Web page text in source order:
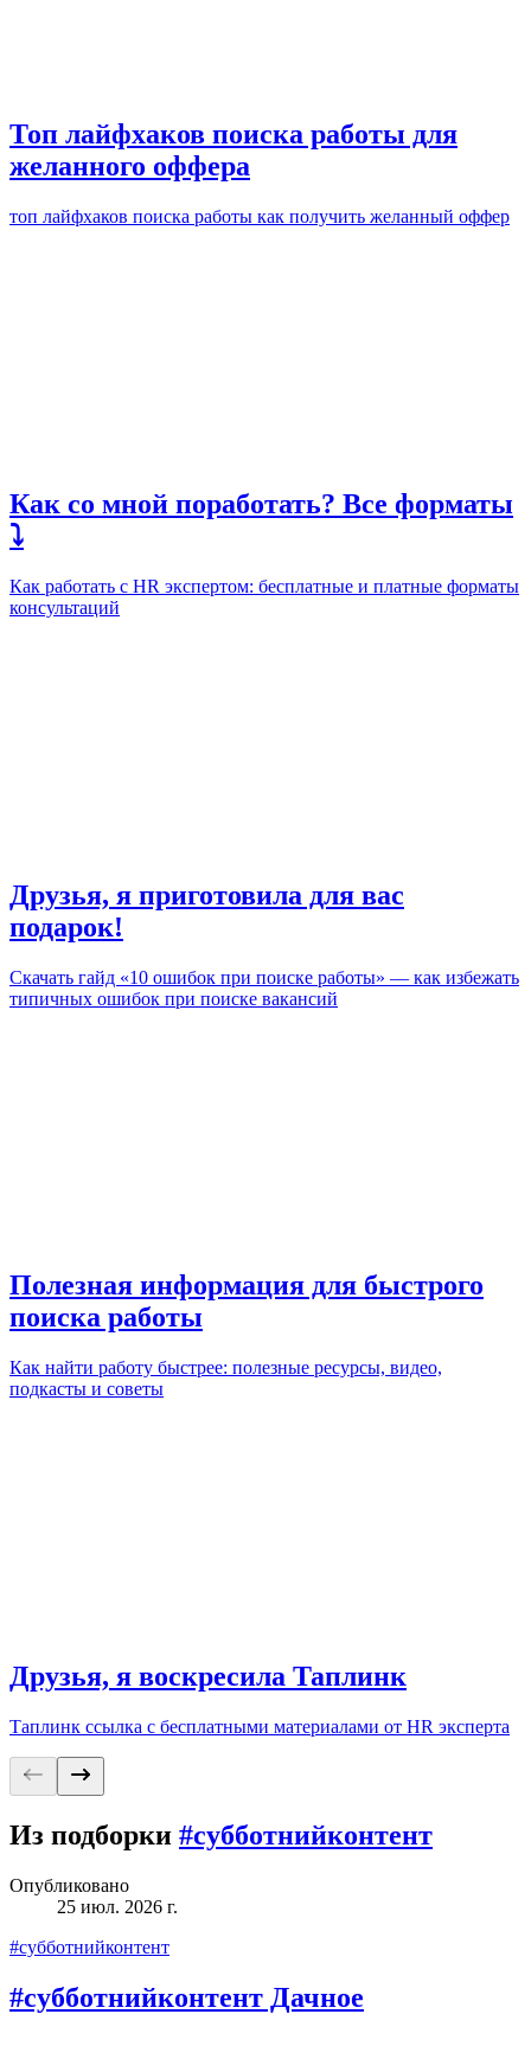
Топ лайфхаков поиска работы для
желанного оффера
топ лайфхаков поиска работы как получить желанный оффер
Как со мной поработать? Все форматы
⤵️
Как работать с HR экспертом: бесплатные и платные форматы
консультаций
Друзья, я приготовила для вас
подарок!
Скачать гайд «10 ошибок при поиске работы» — как избежать
типичных ошибок при поиске вакансий
Полезная информация для быстрого
поиска работы
Как найти работу быстрее: полезные ресурсы, видео,
подкасты и советы
Друзья, я воскресила Таплинк
Таплинк ссылка с бесплатными материалами от HR эксперта
Из подборки #субботнийконтент
Опубликовано
25 июл. 2026 г.
#субботнийконтент
#субботнийконтент Дачное